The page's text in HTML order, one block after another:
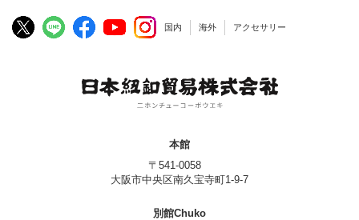
国内 海外 アクセサリー
本館
〒541-0058
大阪市中央区南久宝寺町1-9-7
別館Chuko